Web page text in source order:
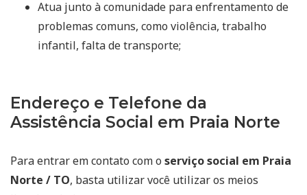
Atua junto à comunidade para enfrentamento de
problemas comuns, como violência, trabalho
infantil, falta de transporte;
Endereço e Telefone da
Assistência Social em Praia Norte
Para entrar em contato com o serviço social em Praia
Norte / TO, basta utilizar você utilizar os meios